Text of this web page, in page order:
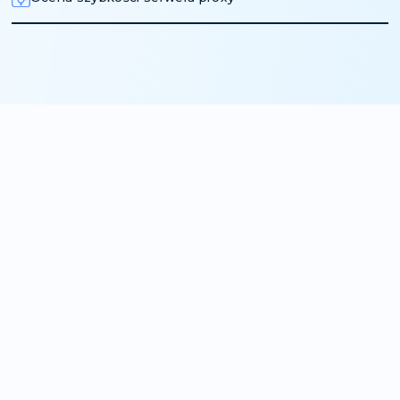
Specjaliści ds. Parsowania - Stabilne połączenie =